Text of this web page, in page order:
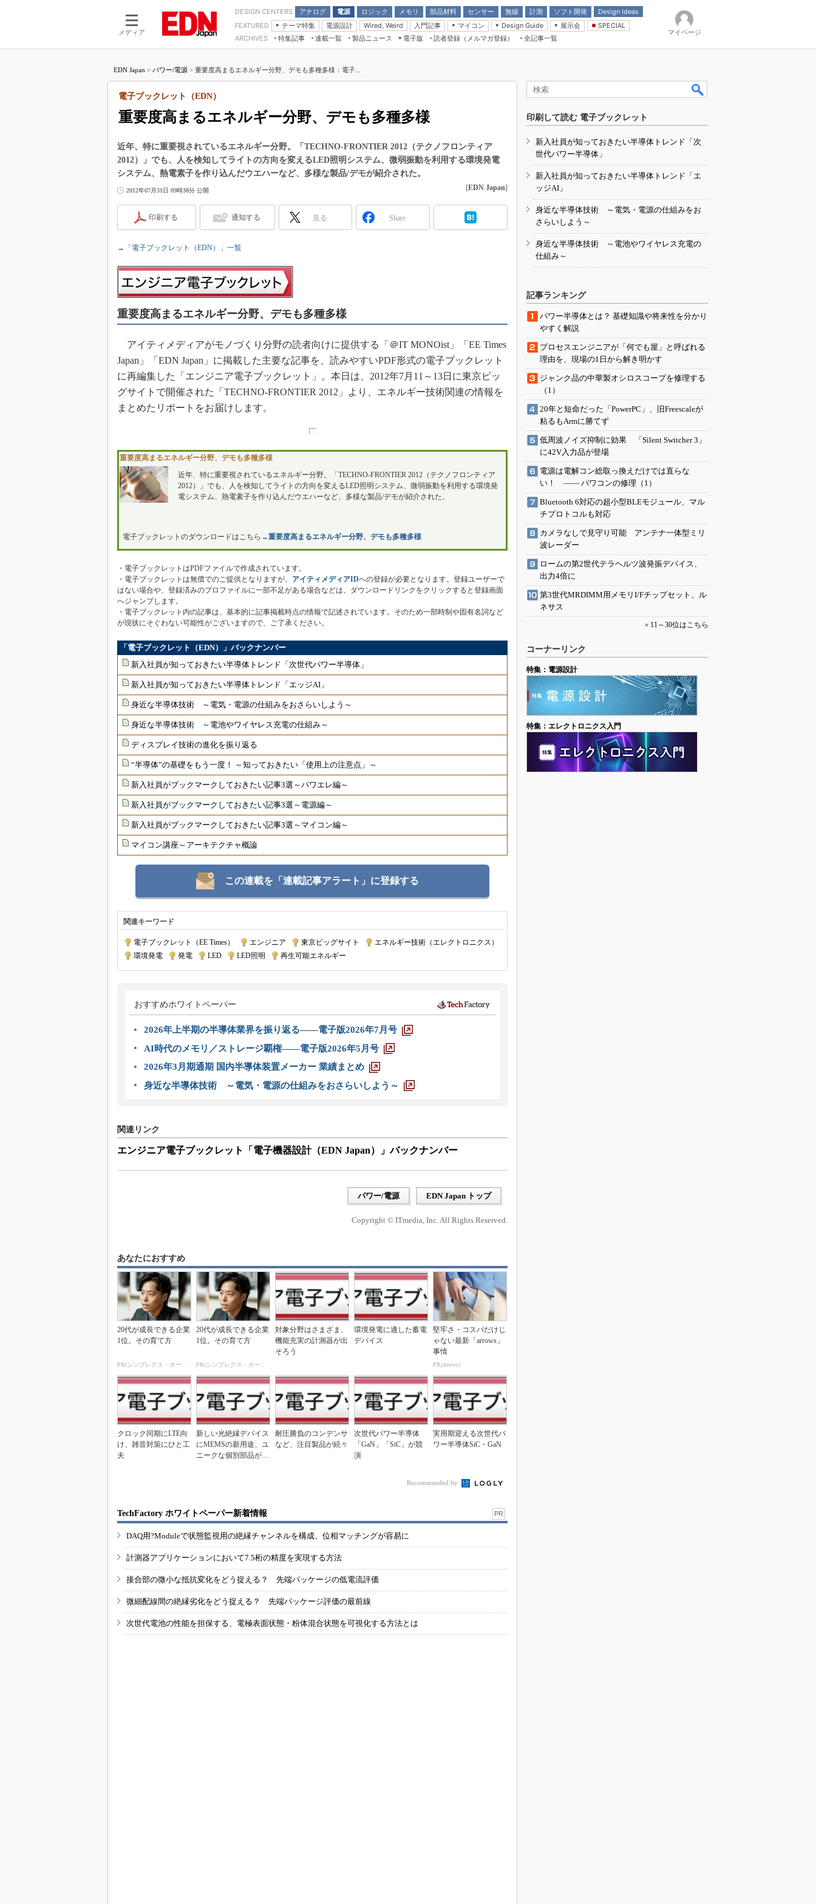
メディア
DESIGN CENTERS アナログ
電源
モーター
ロジック
LSI
メモリ
部品材料
受動部品
センサー 無線 計測 ソフト開発
Design Ideas
アナログ機能回路
計測とテスト
FEATURED
テーマ特集
つながるクルマ
エレクトロニクス入門
医療エレ（EE Times Japan）
製品解剖（EE Times Japan）
電源設計 Wired, Weird
入門記事
モーター入門
マイコン
マイコン講座
Design Guide
計測機器
展示会
CEATEC
組込み/エッジコンピューティング展
SPECIAL
Microchip情報
ARCHIVES 特集記事
連載一覧
マイクロプロセッサ懐古録
用講座
たった2つの式で始めるDC/DCコン
バーターの設計
DC-DCコンバーター活用講座
Wired, Weird
高速シリアル伝送技術講座
ズ編
めざせ高効率！ モーター駆動入門講
座
Bluetooth mesh入門
最新記事一覧
計測器メーカーから見た5G
USB Type-Cの登場で評価試験はど
う変わる？
IoT時代の無線規格を知る【Thread
製品ニュース
電子版
電子ブックレット
読者登録（メルマガ登録） 全記事一覧
マイページ
EDN Japan > パワー/電源 > 重要度高まるエネルギー分野、デモも多種多様：電子...
重要度高まるエネルギー分野、デモも多種多様
電子ブックレット（EDN）
近年、特に重要視されているエネルギー分野。「TECHNO-FRONTIER 2012（テクノフロンティア
2012）」でも、人を検知してライトの方向を変えるLED照明システム、微弱振動を利用する環境発電
システム、熱電素子を作り込んだウエハーなど、多様な製品/デモが紹介された。
2012年07月31日 09時38分 公開 [EDN Japan]
印刷する 通知する 見る Share
→ 「電子ブックレット（EDN）」一覧
重要度高まるエネルギー分野、デモも多種多様
アイティメディアがモノづくり分野の読者向けに提供する「＠IT MONOist」「EE Times
Japan」「EDN Japan」に掲載した主要な記事を、読みやすいPDF形式の電子ブックレット
に再編集した「エンジニア電子ブックレット」。本日は、2012年7月11～13日に東京ビッ
グサイトで開催された「TECHNO-FRONTIER 2012」より、エネルギー技術関連の情報を
まとめたリポートをお届けします。
重要度高まるエネルギー分野、デモも多種多様
近年、特に重要視されているエネルギー分野。「TECHNO-FRONTIER 2012（テクノフロンティア
2012）」でも、人を検知してライトの方向を変えるLED照明システム、微弱振動を利用する環境発
電システム、熱電素子を作り込んだウエハーなど、多様な製品/デモが紹介された。
電子ブックレットのダウンロードはこちら→重要度高まるエネルギー分野、デモも多種多様
・電子ブックレットはPDFファイルで作成されています。
・電子ブックレットは無償でのご提供となりますが、 アイティメディアIDへの登録が必要となります。登録ユーザーで
はない場合や、登録済みのプロファイルに一部不足がある場合などは、ダウンロードリンクをクリックすると登録画面
へジャンプします。
・電子ブックレット内の記事は、基本的に記事掲載時点の情報で記述されています。そのため一部時制や固有名詞など
が現状にそぐわない可能性がございますので、ご了承ください。
「電子ブックレット（EDN）」バックナンバー
新入社員が知っておきたい半導体トレンド「次世代パワー半導体」
新入社員が知っておきたい半導体トレンド「エッジAI」
身近な半導体技術 ～電気・電源の仕組みをおさらいしよう～
身近な半導体技術 ～電池やワイヤレス充電の仕組み～
ディスプレイ技術の進化を振り返る
“半導体”の基礎をもう一度！ ～知っておきたい「使用上の注意点」～
新入社員がブックマークしておきたい記事3選～パワエレ編～
新入社員がブックマークしておきたい記事3選～電源編～
新入社員がブックマークしておきたい記事3選～マイコン編～
マイコン講座～アーキテクチャ概論
この連載を「連載記事アラート」に登録する
関連キーワード
電子ブックレット（EE Times） エンジニア 東京ビッグサイト エネルギー技術（エレクトロニクス）
環境発電
発電 LED LED照明 再生可能エネルギー
おすすめホワイトペーパー
2026年上半期の半導体業界を振り返る――電子版2026年7月号
AI時代のメモリ／ストレージ覇権――電子版2026年5月号
2026年3月期通期 国内半導体装置メーカー 業績まとめ
身近な半導体技術 ～電気・電源の仕組みをおさらいしよう～
関連リンク
エンジニア電子ブックレット「電子機器設計（EDN Japan）」バックナンバー
パワー/電源 EDN Japan トップ
Copyright © ITmedia, Inc. All Rights Reserved.
あなたにおすすめ
20代が成長できる企業
1位。その育て方
PR(シンプレクス・ホールディングス)
20代が成長できる企業
1位。その育て方
PR(シンプレクス・ホールディングス)
対象分野はさまざま、
機能充実の計測器が出
そろう
環境発電に適した蓄電
デバイス
堅牢さ・コスパだけじ
ゃない最新「arrows」
事情
PR(arrows)
クロック同期にLTE向
け、雑音対策にひと工
夫
新しい光絶縁デバイス
にMEMSの新用途、ユ
ニークな個別部品が
耐圧勝負のコンデンサ
など、注目製品が続々
次世代パワー半導体
「GaN」「SiC」が競
演
実用期迎える次世代パ
ワー半導体SiC・GaN
Recommended by
TechFactory ホワイトペーパー新着情報 PR
DAQ用?Moduleで状態監視用の絶縁チャンネルを構成、位相マッチングが容易に
計測器アプリケーションにおいて7.5桁の精度を実現する方法
接合部の微小な抵抗変化をどう捉える？ 先端パッケージの低電流評価
微細配線間の絶縁劣化をどう捉える？ 先端パッケージ評価の最前線
次世代電池の性能を担保する、電極表面状態・粉体混合状態を可視化する方法とは
印刷して読む 電子ブックレット
新入社員が知っておきたい半導体トレンド「次
世代パワー半導体」
新入社員が知っておきたい半導体トレンド「エ
ッジAI」
身近な半導体技術 ～電気・電源の仕組みをお
さらいしよう～
身近な半導体技術 ～電池やワイヤレス充電の
仕組み～
記事ランキング
パワー半導体とは？ 基礎知識や将来性を分かり
やすく解説
プロセスエンジニアが「何でも屋」と呼ばれる
理由を、現場の1日から解き明かす
ジャンク品の中華製オシロスコープを修理する
（1）
20年と短命だった「PowerPC」、旧Freescaleが
粘るもArmに勝てず
低周波ノイズ抑制に効果 「Silent Switcher 3」
に42V入力品が登場
電源は電解コン総取っ換えだけでは直らな
い！ ―― パワコンの修理（1）
Bluetooth 6対応の超小型BLEモジュール、マル
チプロトコルも対応
カメラなしで見守り可能 アンテナ一体型ミリ
波レーダー
ロームの第2世代テラヘルツ波発振デバイス、
出力4倍に
第3世代MRDIMM用メモリI/Fチップセット、ル
ネサス
» 11～30位はこちら
コーナーリンク
特集：電源設計
特集：エレクトロニクス入門